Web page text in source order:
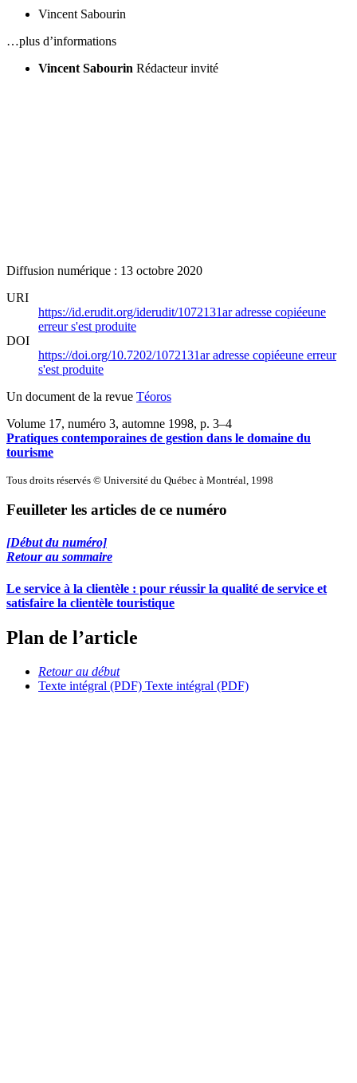
Vincent Sabourin
…plus d’informations
Vincent Sabourin Rédacteur invité
Diffusion numérique : 13 octobre 2020
URI
https://id.erudit.org/iderudit/1072131aradresse copiéeune
erreur s'est produite
DOI
https://doi.org/10.7202/1072131aradresse copiéeune erreur
s'est produite
Un document de la revue Téoros
Volume 17, numéro 3, automne 1998, p. 3–4
Pratiques contemporaines de gestion dans le domaine du
tourisme
Tous droits réservés © Université du Québec à Montréal, 1998
Feuilleter les articles de ce numéro
[Début du numéro]
Retour au sommaire
Le service à la clientèle : pour réussir la qualité de service et
satisfaire la clientèle touristique
Plan de l’article
Retour au début
Texte intégral (PDF) Texte intégral (PDF)